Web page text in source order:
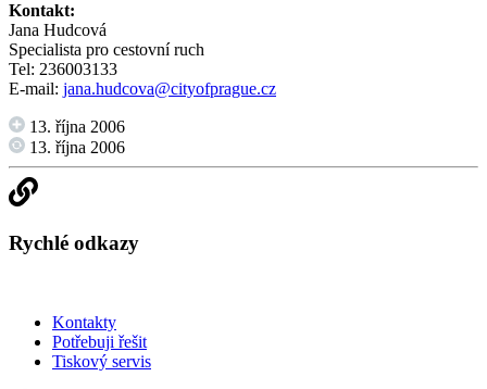
Kontakt:
Jana Hudcová
Specialista pro cestovní ruch
Tel: 236003133
E-mail: jana.hudcova@cityofprague.cz
13. října 2006
13. října 2006
Rychlé odkazy
Kontakty
Potřebuji řešit
Tiskový servis